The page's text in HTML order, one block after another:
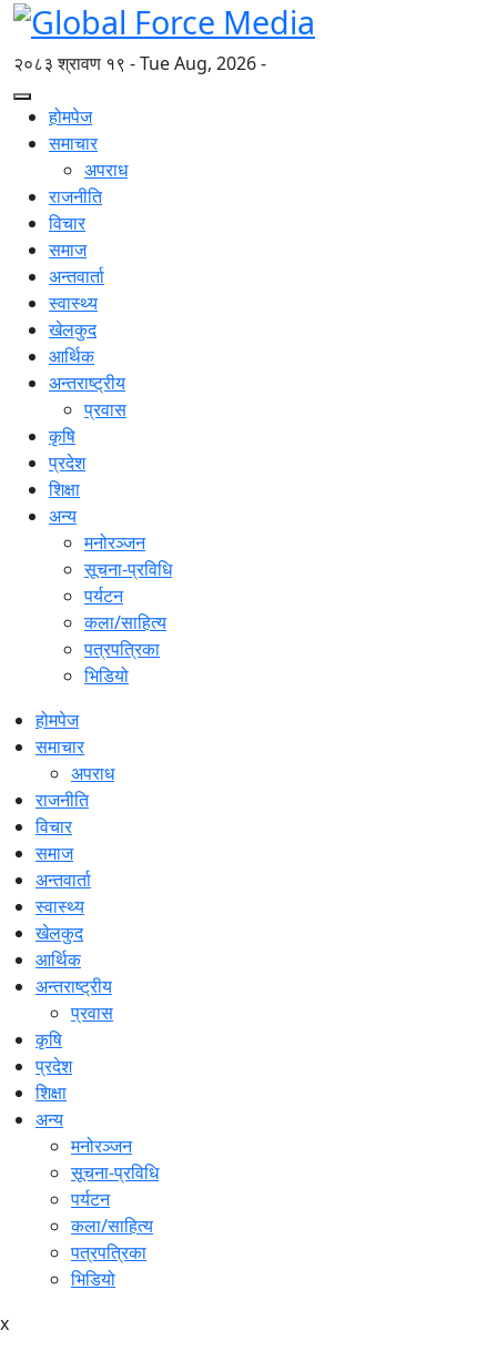
२०८३ श्रावण १९ - Tue Aug, 2026 -
होमपेज
समाचार
अपराध
राजनीति
विचार
समाज
अन्तवार्ता
स्वास्थ्य
खेलकुद
आर्थिक
अन्तराष्ट्रीय
प्रवास
कृषि
प्रदेश
शिक्षा
अन्य
मनोरञ्जन
सूचना-प्रविधि
पर्यटन
कला/साहित्य
पत्रपत्रिका
भिडियो
होमपेज
समाचार
अपराध
राजनीति
विचार
समाज
अन्तवार्ता
स्वास्थ्य
खेलकुद
आर्थिक
अन्तराष्ट्रीय
प्रवास
कृषि
प्रदेश
शिक्षा
अन्य
मनोरञ्जन
सूचना-प्रविधि
पर्यटन
कला/साहित्य
पत्रपत्रिका
भिडियो
x